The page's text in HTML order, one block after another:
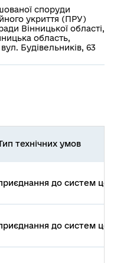
споруди
укриття (ПРУ)
Вінницької області,
область,
Будівельників, 63
технічних умов
до систем
до систем